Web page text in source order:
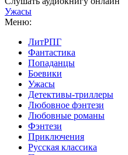
Ужасы
Меню:
ЛитРПГ
Фантастика
Попаданцы
Боевики
Ужасы
Детективы-триллеры
Любовное фэнтези
Любовные романы
Фэнтези
Приключения
Русская классика